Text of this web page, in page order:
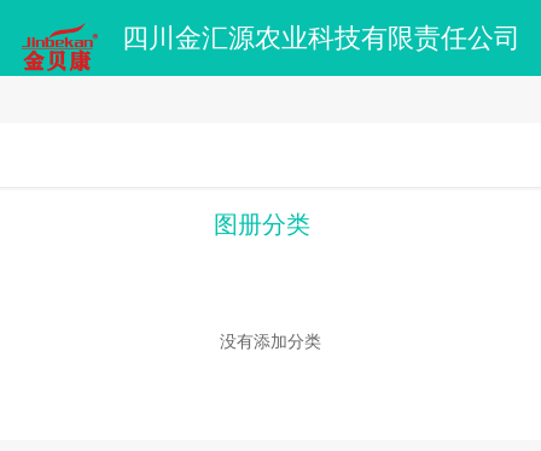
四川金汇源农业科技有限责任公司
图册分类
没有添加分类